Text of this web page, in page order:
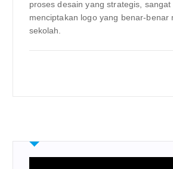
proses desain yang strategis,
menciptakan logo yang benar-benar
sekolah.